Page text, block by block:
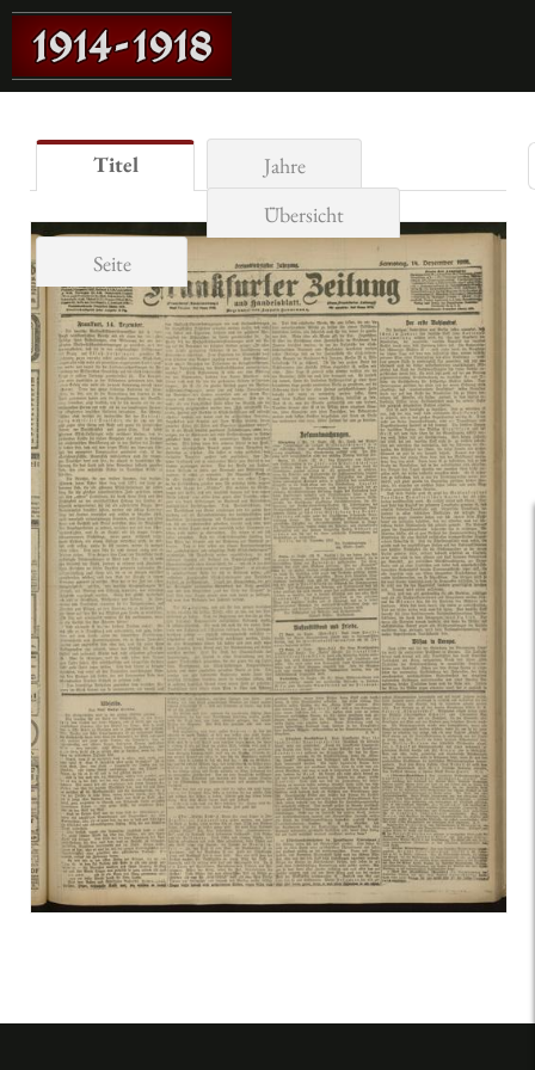
Titel
Jahre
Übersicht
Seite